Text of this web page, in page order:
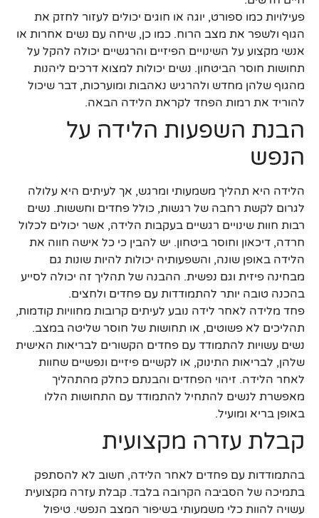
פעילויות כמו ספורט, יוגה או חוגים יכולים לעזור לחזק את
הגוף ולשפר את מצב הרוח. כמו כן, שיחה עם נשים אחרות או
אנשי מקצוע על השינויים הפיזיים והרגשיים יכולה להקל על
תחושות חוסר הביטחון. נשים יכולות למצוא דרכים ליהנות
מהגוף שלהן מחדש ולהרגיש נאהבות ומוערכות, דבר שיכול
להוריד את רמות הפחד לקראת הלידה הבאה.
הבנת השפעות הלידה על
הנפש
הלידה היא תהליך משמעותי ומרגש, אך לעיתים היא עלולה
לגרום לקשת רחבה של רגשות, כולל פחדים וחששות. נשים
רבות חוות שינויים רגשיים בעקבות הלידה, אשר יכולים לכלול
חרדה, דיכאון וחוסר ביטחון. יש להבין כי כל אישה חווה את
הלידה באופן שונה, והשפעותיה יכולות להיות שונות גם
מבחינה פיזית וגם נפשית. ההבנה של תהליך זה יכולה לסייע
בהכנה טובה יותר להתמודדות עם פחדים ולחצים.
פחד מלידה לאחר לידה נובע לעיתים קרובות מחוויות קודמות,
תהליכים לא פשוטים, או תחושות של חוסר שליטה במצב.
נשים עשויות להתמודד עם פחדים הקשורים לבריאות האישית
שלהן, לבריאות התינוק, או לקשיים פיזיים ונפשיים שחוות
לאחר הלידה. זיהוי הפחדים והבנתם כחלק מהתהליך
מאפשרת לנשים להתחיל להתמודד עם התחושות הללו
באופן בריא ומועיל.
קבלת עזרה מקצועית
בהתמודדות עם פחדים לאחר הלידה, חשוב לא להסתפק
בתמיכה של הסביבה הקרובה בלבד. קבלת עזרה מקצועית
עשויה להוות כלי משמעותי בשיפור המצב הנפשי. טיפול